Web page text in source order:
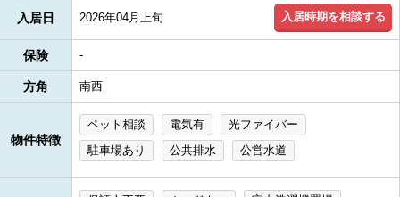
入居日 2026年04月上旬 入居時期を相談する
保険 -
方角 南西
物件特徴
ペット相談 電気有
光ファイバー
駐車場あり
公共排水 公営水道